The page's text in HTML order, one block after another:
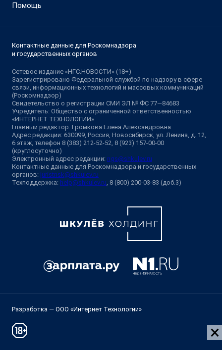
Помощь
Контактные данные для Роскомнадзора
и государственных органов
Сетевое издание «НГС.НОВОСТИ» (18+)
Зарегистрировано Федеральной службой по надзору в сфере
связи, информационных технологий и массовых коммуникаций
(Роскомнадзор)
Свидетельство о регистрации СМИ ЭЛ № ФС 77—84683
Учредитель: Общество с ограниченной ответственностью
«ИНТЕРНЕТ ТЕХНОЛОГИИ»
Главный редактор: Громкова Елена Александровна
Адрес редакции: 630099, Россия, Новосибирск, ул. Ленина, д. 12,
6 этаж, телефон 8 (383) 212-52-52, 8 (923) 157-00-00
(круглосуточно)
Электронный адрес редакции: ngs@shkulev.ru
Контактные данные для Роскомнадзора и государственных
органов: juristnsk@shkulev.ru
Техподдержка: help@shkulev.ru , 8 (800) 200-03-83 (доб.3)
Разработка — ООО «Интернет Технологии»